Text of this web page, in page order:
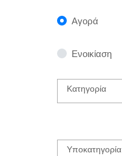
Αγορά
Ενοικίαση
Κατηγορία
Υποκατηγορία